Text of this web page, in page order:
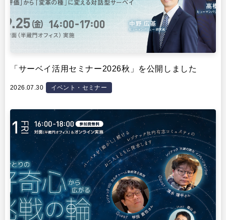
「サーベイ活用セミナー2026秋」を公開しました
2026.07.30 イベント・セミナー